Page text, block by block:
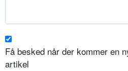
Få besked når der kommer en
artikel